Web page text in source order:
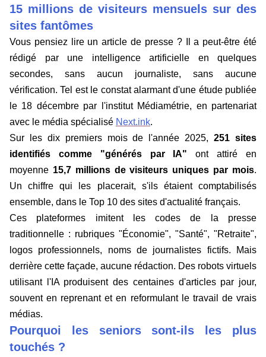
15 millions de visiteurs mensuels sur des
sites fantômes
Vous pensiez lire un article de presse ? Il a peut-être été
rédigé par une intelligence artificielle en quelques
secondes, sans aucun journaliste, sans aucune
vérification. Tel est le constat alarmant d'une étude publiée
le 18 décembre par l'institut Médiamétrie, en partenariat
avec le média spécialisé Next.ink.
Sur les dix premiers mois de l'année 2025,251 sites
identifiés comme "générés par IA" ont attiré en
moyenne 15,7 millions de visiteurs uniques par mois.
Un chiffre qui les placerait, s'ils étaient comptabilisés
ensemble, dans le Top 10 des sites d'actualité français.
Ces plateformes imitent les codes de la presse
traditionnelle : rubriques "Économie", "Santé", "Retraite",
logos professionnels, noms de journalistes fictifs. Mais
derrière cette façade, aucune rédaction. Des robots virtuels
utilisant l'IA produisent des centaines d'articles par jour,
souvent en reprenant et en reformulant le travail de vrais
médias.
Pourquoi les seniors sont-ils les plus
touchés ?